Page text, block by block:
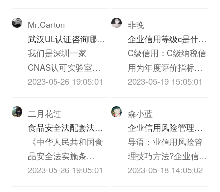
老师和外部支持等等
诸多方面进行的综合
评价。信用评级有着
完整的体系，包括信
用评级的要素和指
方法和模型等方面的
内容。企业信用评价
指标的设定应充分考
虑下列原则：1、全面
性：能较全面...
Mr.Carton
武汉UL认证咨询哪家
机构啊？必须是可以
做IT类iso三体系认证
UL认证的机构？
我们是深圳一家
CNAS认可实验室，
也是UL认证的一家实
体是什么ITiso三体系
认证，具体事宜也可
以跟我交流。联系方
式见我Bai空间，谢
谢！
2023-05-26 19:05:01
二月花过
食品安全法配套法规
和农iso三体系认证质
量安全法配套法规分
别是什么？
《中华人民共和国食
品安全法实施条
例》、《农iso三体系
2023-05-26 19:05:01
重要，一下根据我的
经历和体会，谈谈我
对质量的看法，不当
之处请大家批评指正!
质量管理是企业发展
信誉，质量就是市
场，质量就是企业的
生命，没有过硬的iso
三体系认证质量就没
有企业...
非晚
企业信用等级c是什么
意思
C级信用：C级纳税信
用为年度评价指标得
分40分以上不满70分
《纳税信誉等级评定
管理试行办法》（国
税发【2003】92号）
第五条规定，考核分
在20分以上60分以下
2023-05-19 15:05:01
森小蓝
企业信用风险管理技
巧方法
导语：业信用风险管
理技巧方法?企业信用
管理，又称“赊销风险
2023-05-18 14:05:02